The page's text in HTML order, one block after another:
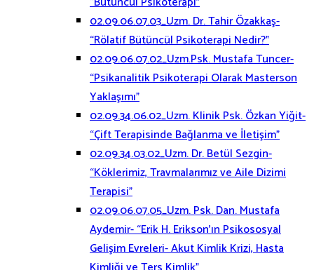
02.09.06.07.03_Uzm. Dr. Tahir Özakkaş-
“Rölatif Bütüncül Psikoterapi Nedir?”
02.09.06.07.02_Uzm.Psk. Mustafa Tuncer-
“Psikanalitik Psikoterapi Olarak Masterson
Yaklaşımı”
02.09.34.06.02_Uzm. Klinik Psk. Özkan Yiğit-
“Çift Terapisinde Bağlanma ve İletişim”
02.09.34.03.02_Uzm. Dr. Betül Sezgin-
“Köklerimiz, Travmalarımız ve Aile Dizimi
Terapisi”
02.09.06.07.05_Uzm. Psk. Dan. Mustafa
Aydemir- “Erik H. Erikson’ın Psikososyal
Gelişim Evreleri- Akut Kimlik Krizi, Hasta